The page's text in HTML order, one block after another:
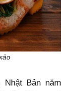
Nhật Bản năm